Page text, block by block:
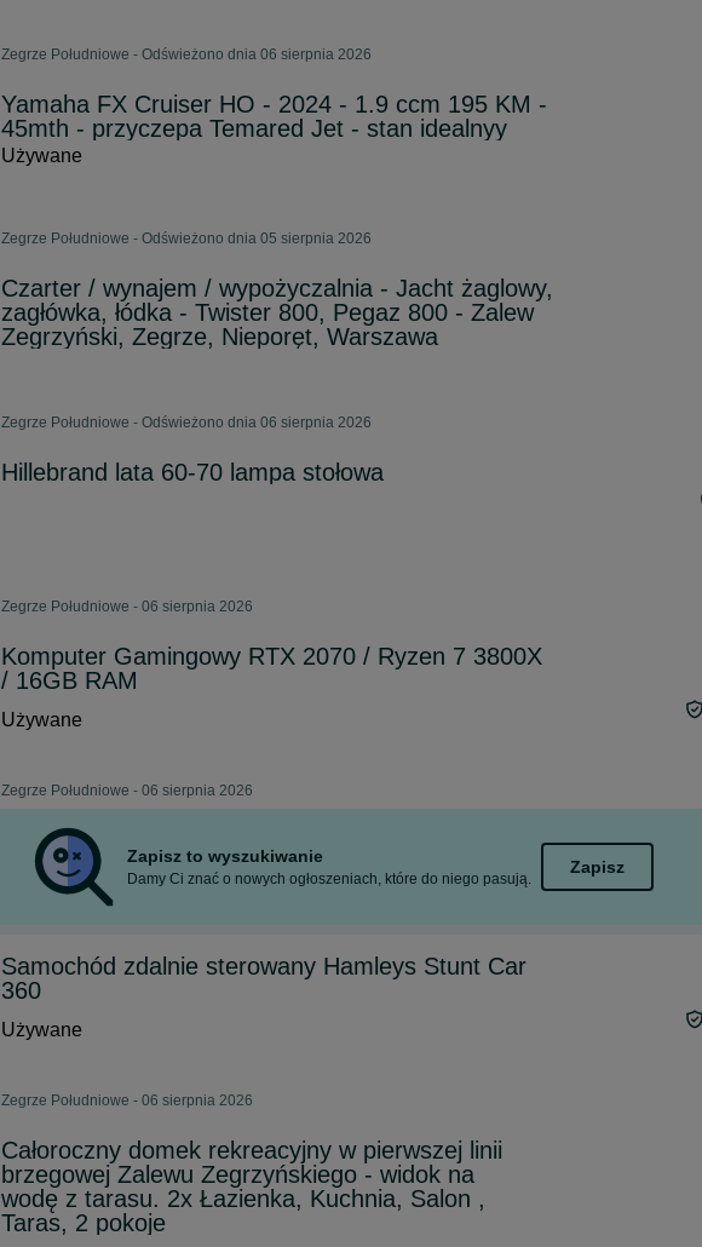
Zegrze Południowe - Odświeżono dnia 06 sierpnia 2026
Yamaha FX Cruiser HO - 2024 - 1.9 ccm 195 KM -
45mth - przyczepa Temared Jet - stan idealnyy
Używane
Zegrze Południowe - Odświeżono dnia 05 sierpnia 2026
Czarter / wynajem / wypożyczalnia - Jacht żaglowy,
zagłówka, łódka - Twister 800, Pegaz 800 - Zalew
Zegrzyński, Zegrze, Nieporęt, Warszawa
Zegrze Południowe - Odświeżono dnia 06 sierpnia 2026
Hillebrand lata 60-70 lampa stołowa
Zegrze Południowe - 06 sierpnia 2026
Komputer Gamingowy RTX 2070 / Ryzen 7 3800X
/ 16GB RAM
Używane
Zegrze Południowe - 06 sierpnia 2026
Zapisz to wyszukiwanie
Damy Ci znać o nowych ogłoszeniach, które do niego pasują.
Zapisz
Samochód zdalnie sterowany Hamleys Stunt Car
360
Używane
Zegrze Południowe - 06 sierpnia 2026
Całoroczny domek rekreacyjny w pierwszej linii
brzegowej Zalewu Zegrzyńskiego - widok na
wodę z tarasu. 2x Łazienka, Kuchnia, Salon ,
Taras, 2 pokoje